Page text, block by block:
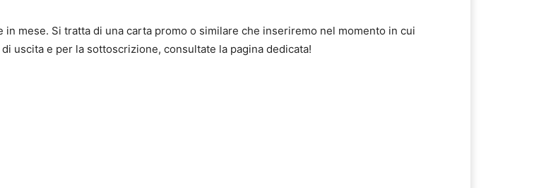
in mese. Si tratta di una carta promo o similare che inseriremo nel momento in cui
uscita e per la sottoscrizione, consultate la pagina dedicata!